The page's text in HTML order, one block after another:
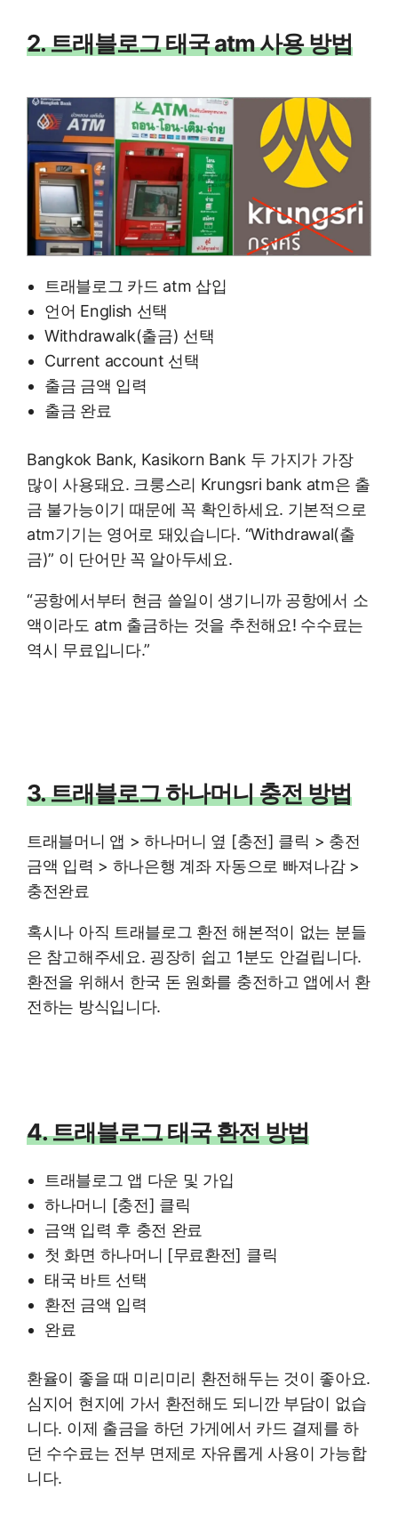
2. 트래블로그 태국 atm 사용 방법
트래블로그 카드 atm 삽입
언어 English 선택
Withdrawalk(출금) 선택
Current account 선택
출금 금액 입력
출금 완료
Bangkok Bank, Kasikorn Bank 두 가지가 가장
많이 사용돼요. 크룽스리 Krungsri bank atm은 출
금 불가능이기 때문에 꼭 확인하세요. 기본적으로
atm기기는 영어로 돼있습니다. “Withdrawal(출
금)” 이 단어만 꼭 알아두세요.
“공항에서부터 현금 쓸일이 생기니까 공항에서 소
액이라도 atm 출금하는 것을 추천해요! 수수료는
역시 무료입니다.”
3. 트래블로그 하나머니 충전 방법
트래블머니 앱 > 하나머니 옆 [충전] 클릭 > 충전
금액 입력 > 하나은행 계좌 자동으로 빠져나감 >
충전완료
혹시나 아직 트래블로그 환전 해본적이 없는 분들
은 참고해주세요. 굉장히 쉽고 1분도 안걸립니다.
환전을 위해서 한국 돈 원화를 충전하고 앱에서 환
전하는 방식입니다.
4. 트래블로그 태국 환전 방법
트래블로그 앱 다운 및 가입
하나머니 [충전] 클릭
금액 입력 후 충전 완료
첫 화면 하나머니 [무료환전] 클릭
태국 바트 선택
환전 금액 입력
완료
환율이 좋을 때 미리미리 환전해두는 것이 좋아요.
심지어 현지에 가서 환전해도 되니깐 부담이 없습
니다. 이제 출금을 하던 가게에서 카드 결제를 하
던 수수료는 전부 면제로 자유롭게 사용이 가능합
니다.